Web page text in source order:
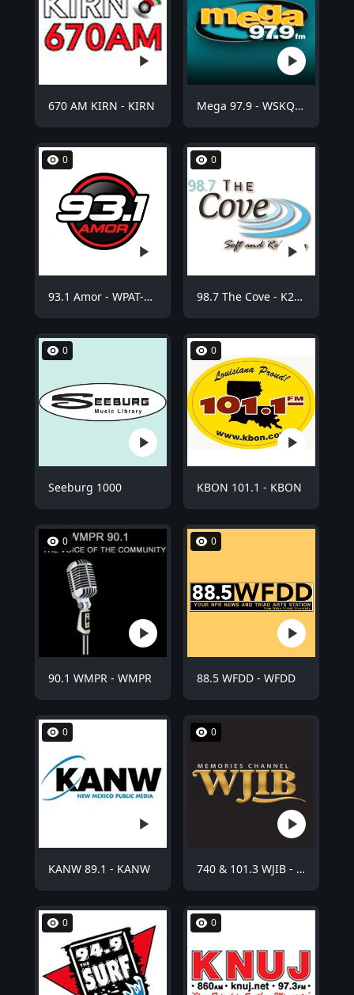
670 AM KIRN - KIRN Mega 97.9 - WSKQ-FM
0
93.1 Amor - WPAT-FM
0
98.7 The Cove - K254BE
0
Seeburg 1000
0
KBON 101.1 - KBON
0
90.1 WMPR - WMPR
0
88.5 WFDD - WFDD
0
KANW 89.1 - KANW
0
740 & 101.3 WJIB - WJIB
0 0